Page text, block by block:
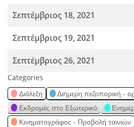
Σεπτέμβριος 18, 2021
Σεπτέμβριος 19, 2021
Σεπτέμβριος 26, 2021
Categories
Διάλεξη
Διήμερη πεζοπορική -
Εκδρομές στο Εξωτερικό
Κινηματογράφος - Προβολή ταινιών